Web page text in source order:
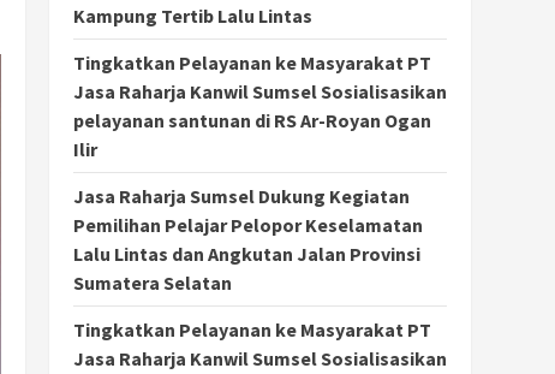
Kampung Tertib Lalu Lintas
Tingkatkan Pelayanan ke Masyarakat PT
Jasa Raharja Kanwil Sumsel Sosialisasikan
pelayanan santunan di RS Ar-Royan Ogan
Ilir
Jasa Raharja Sumsel Dukung Kegiatan
Pemilihan Pelajar Pelopor Keselamatan
Lalu Lintas dan Angkutan Jalan Provinsi
Sumatera Selatan
Tingkatkan Pelayanan ke Masyarakat PT
Jasa Raharja Kanwil Sumsel Sosialisasikan